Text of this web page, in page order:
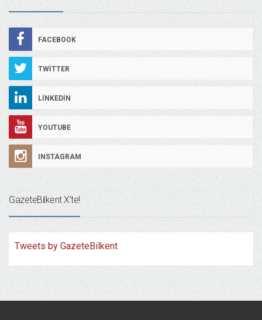
FACEBOOK
TWITTER
LINKEDIN
YOUTUBE
INSTAGRAM
GazeteBilkent X’te!
Tweets by GazeteBilkent